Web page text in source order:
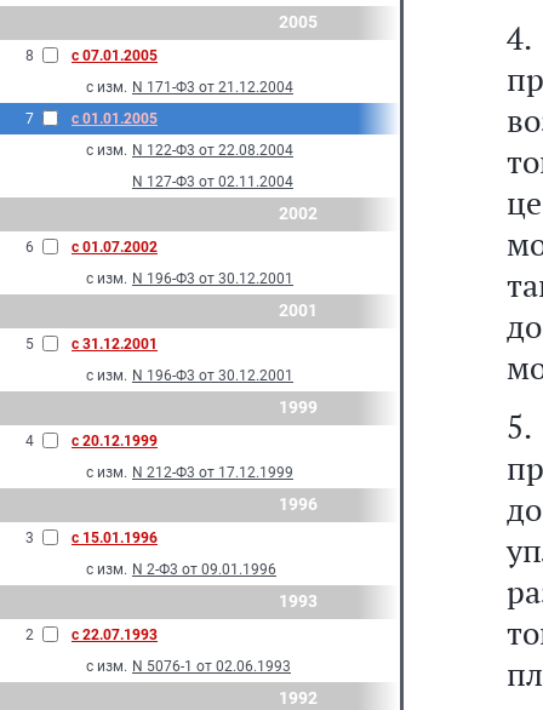
2005
8
с 07.01.2005
с изм. N 171-Ф3 от 21.12.2004
7
с 01.01.2005
с изм. N 122-Ф3 от 22.08.2004
N 127-Ф3 от 02.11.2004
2002
6
с 01.07.2002
с изм. N 196-Ф3 от 30.12.2001
2001
5
с 31.12.2001
с изм. N 196-Ф3 от 30.12.2001
1999
4
с 20.12.1999
с изм. N 212-Ф3 от 17.12.1999
1996
3
с 15.01.1996
с изм. N 2-Ф3 от 09.01.1996
1993
2
с 22.07.1993
с изм. N 5076-1 от 02.06.1993
1992